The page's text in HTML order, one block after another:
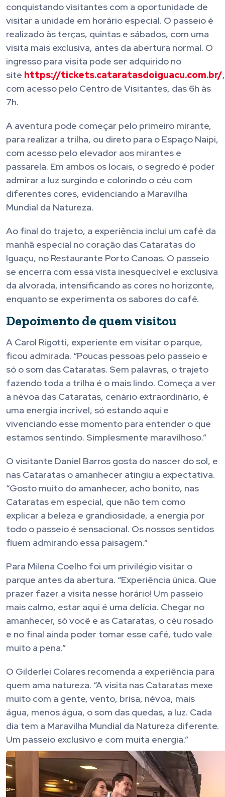
conquistando visitantes com a oportunidade de
visitar a unidade em horário especial. O passeio é
realizado às terças, quintas e sábados, com uma
visita mais exclusiva, antes da abertura normal. O
ingresso para visita pode ser adquirido no
site https://tickets.cataratasdoiguacu.com.br/,
com acesso pelo Centro de Visitantes, das 6h às
7h.
A aventura pode começar pelo primeiro mirante,
para realizar a trilha, ou direto para o Espaço Naipi,
com acesso pelo elevador aos mirantes e
passarela. Em ambos os locais, o segredo é poder
admirar a luz surgindo e colorindo o céu com
diferentes cores, evidenciando a Maravilha
Mundial da Natureza.
Ao final do trajeto, a experiência inclui um café da
manhã especial no coração das Cataratas do
Iguaçu, no Restaurante Porto Canoas. O passeio
se encerra com essa vista inesquecível e exclusiva
da alvorada, intensificando as cores no horizonte,
enquanto se experimenta os sabores do café.
Depoimento de quem visitou
A Carol Rigotti, experiente em visitar o parque,
ficou admirada. “Poucas pessoas pelo passeio e
só o som das Cataratas. Sem palavras, o trajeto
fazendo toda a trilha é o mais lindo. Começa a ver
a névoa das Cataratas, cenário extraordinário, é
uma energia incrível, só estando aqui e
vivenciando esse momento para entender o que
estamos sentindo. Simplesmente maravilhoso.”
O visitante Daniel Barros gosta do nascer do sol, e
nas Cataratas o amanhecer atingiu a expectativa.
“Gosto muito do amanhecer, acho bonito, nas
Cataratas em especial, que não tem como
explicar a beleza e grandiosidade, a energia por
todo o passeio é sensacional. Os nossos sentidos
fluem admirando essa paisagem.”
Para Milena Coelho foi um privilégio visitar o
parque antes da abertura. “Experiência única. Que
prazer fazer a visita nesse horário! Um passeio
mais calmo, estar aqui é uma delícia. Chegar no
amanhecer, só você e as Cataratas, o céu rosado
e no final ainda poder tomar esse café, tudo vale
muito a pena.”
O Gilderlei Colares recomenda a experiência para
quem ama natureza. “A visita nas Cataratas mexe
muito com a gente, vento, brisa, névoa, mais
água, menos água, o som das quedas, a luz. Cada
dia tem a Maravilha Mundial da Natureza diferente.
Um passeio exclusivo e com muita energia.”